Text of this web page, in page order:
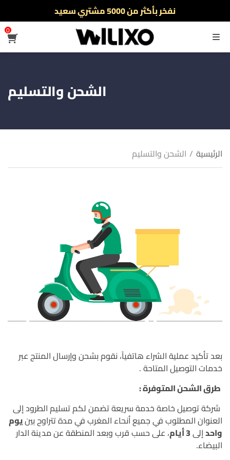
نفخر بأكثر من 5000 مشتري سعيد
أطلب الآن والدفع فقط عند استلام المنتج
القائمة
0
الشحن والتسليم
الرئيسية / الشحن والتسليم
بعد تأكيد عملية الشراء هاتفياً، نقوم بشحن وإرسال المنتج عبر
خدمات التوصيل المتاحة .
طرق الشحن المتوفرة :
شركة توصيل خاصة خدمة سريعة تضمن لكم تسليم الطرود إلى
العنوان المطلوب في جميع أنحاء المغرب في مدة تتراوح بينيوم
واحدإلى3 أيام
، على حسب قرب وبعد المنطقة عن مدينة الدار
البيضاء.